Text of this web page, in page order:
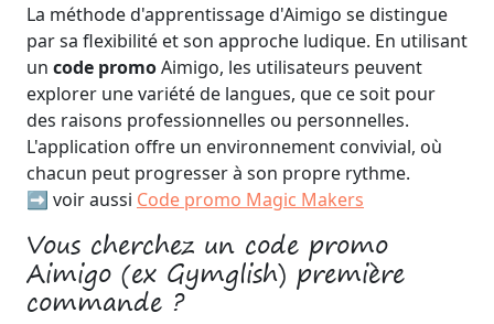
La méthode d'apprentissage d'Aimigo se distingue
par sa flexibilité et son approche ludique. En utilisant
un code promoAimigo, les utilisateurs peuvent
explorer une variété de langues, que ce soit pour
des raisons professionnelles ou personnelles.
L'application offre un environnement convivial, où
chacun peut progresser à son propre rythme.
➡️ voir aussi Code promo Magic Makers
Vous cherchez un code promo
Aimigo (ex Gymglish) première
commande ?